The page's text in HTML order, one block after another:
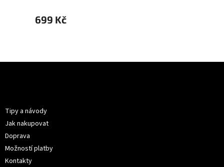
699 Kč
Tipy a návody
Jak nakupovat
Doprava
Možností platby
Kontakty